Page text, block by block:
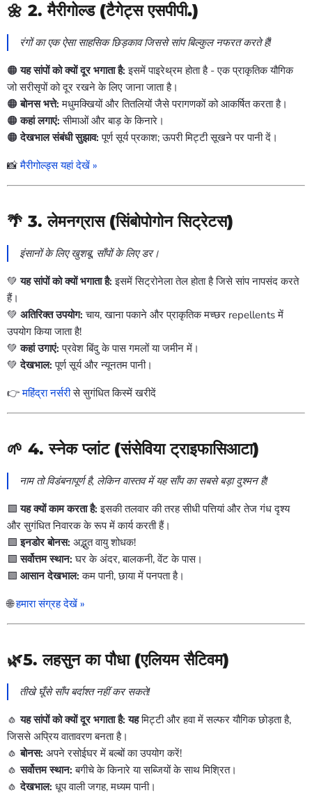
🌼 2.मैरीगोल्ड (टैगेट्स एसपीपी.)
रंगों का एक ऐसा साहसिक छिड़काव जिससे सांप बिल्कुल नफरत करते हैं!
🟠यह सांपों को क्यों दूर भगाता है: इसमें पाइरेथ्रम होता है - एक प्राकृतिक यौगिक
जो सरीसृपों को दूर रखने के लिए जाना जाता है।
🟠बोनस भत्ते: मधुमक्खियों और तितलियों जैसे परागणकों को आकर्षित करता है।
🟠कहां लगाएं: सीमाओं और बाड़ के किनारे।
🟠देखभाल संबंधी सुझाव: पूर्ण सूर्य प्रकाश; ऊपरी मिट्टी सूखने पर पानी दें।
📸मैरीगोल्ड्स यहां देखें »
🌴 3.लेमनग्रास (सिंबोपोगोन सिट्रेटस)
इंसानों के लिए खुशबू, साँपों के लिए डर।
💚यह सांपों को क्यों भगाता है: इसमें सिट्रोनेला तेल होता है जिसे सांप नापसंद करते
हैं।
💚 अतिरिक्त उपयोग: चाय, खाना पकाने और प्राकृतिक मच्छर repellents में
उपयोग किया जाता है!
💚कहां उगाएं: प्रवेश बिंदु के पास गमलों या जमीन में।
💚देखभाल: पूर्ण सूर्य और न्यूनतम पानी।
👉महिंद्रा नर्सरीसे सुगंधित किस्में खरीदें
🌱 4.स्नेक प्लांट (संसेविया ट्राइफासिआटा)
नाम तो विडंबनापूर्ण है, लेकिन वास्तव में यह साँप का सबसे बड़ा दुश्मन है!
🟩यह क्यों काम करता है: इसकी तलवार की तरह सीधी पत्तियां और तेज गंध दृश्य
और सुगंधित निवारक के रूप में कार्य करती हैं।
🟩इनडोर बोनस: अद्भुत वायु शोधक!
🟩सर्वोत्तम स्थान: घर के अंदर, बालकनी, वेंट के पास।
🟩 आसान देखभाल: कम पानी, छाया में पनपता है।
🌐हमारा संग्रह देखें »
🌿5.लहसुन का पौधा (एलियम सैटिवम)
तीखे घूँसे साँप बर्दाश्त नहीं कर सकते!
🧄यह सांपों को क्यों दूर भगाता है: यहमिट्टी और हवा में सल्फर यौगिक छोड़ता है,
जिससे अप्रिय वातावरण बनता है।
🧄बोनस: अपने रसोईघर में बल्बों का उपयोग करें!
🧄सर्वोत्तम स्थान: बगीचे के किनारे या सब्जियों के साथ मिश्रित।
🧄देखभाल: धूप वाली जगह, मध्यम पानी।